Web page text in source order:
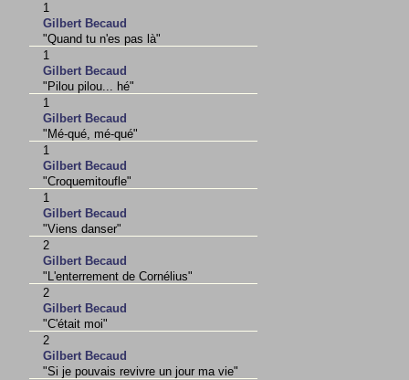
1
Gilbert Becaud
"Quand tu n'es pas là"
1
Gilbert Becaud
"Pilou pilou... hé"
1
Gilbert Becaud
"Mé-qué, mé-qué"
1
Gilbert Becaud
"Croquemitoufle"
1
Gilbert Becaud
"Viens danser"
2
Gilbert Becaud
"L'enterrement de Cornélius"
2
Gilbert Becaud
"C'était moi"
2
Gilbert Becaud
"Si je pouvais revivre un jour ma vie"